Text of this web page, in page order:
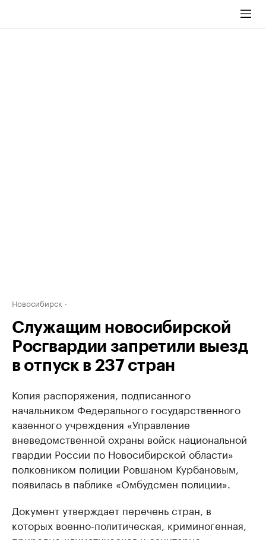
Новосибирск
Служащим новосибирской
Росгвардии запретили выезд
в отпуск в 237 стран
Копия распоряжения, подписанного
начальником Федерального государственного
казенного учреждения «Управление
вневедомственной охраны войск национальной
гвардии России по Новосибирской области»
полковником полиции Ровшаном Курбановым,
появилась в паблике «Омбудсмен полиции».
Документ утверждает перечень стран, в
которых военно-политическая, криминогенная,